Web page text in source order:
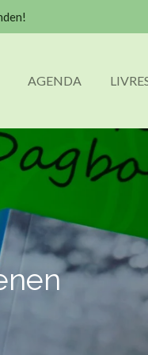
AGENDA